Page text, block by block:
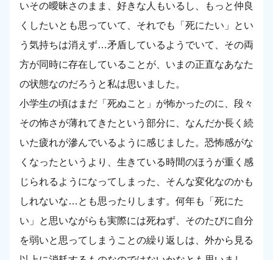
いその曖昧さのまま、好きな人もいるし、もっと仲良
くしたいとも思っていて、それでも「死にたい」とい
う気持ちは消えず…矛盾しているようでいて、その両
方が同時に存在していることが、いまの正直なあなた
の状態なのだろうと私は思いました。
小学生の頃はまだ「死ぬこと」が怖かったのに、段々
その怖さが薄れてきたという部分に、なんだか長く続
いた疲れが滲んでいるように感じました。恐怖感がな
くなったというより、生きている時間のほうが重く感
じられるようになってしまった、そんな変化なのかも
しれないな…とも思ったりします。何年も「死にた
い」と思いながらも実際には死ねず、そのたびに自分
を弱いと思ってしまうことの繰り返しは、外から見る